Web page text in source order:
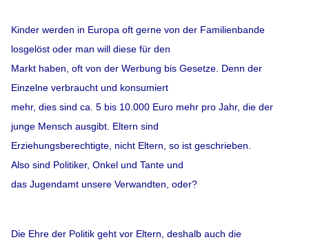
Kinder werden in Europa oft gerne von der Familienbande
losgelöst oder man will diese für den
Markt haben, oft von der Werbung bis Gesetze. Denn der
Einzelne verbraucht und konsumiert
mehr, dies sind ca. 5 bis 10.000 Euro mehr pro Jahr, die der
junge Mensch ausgibt. Eltern sind
Erziehungsberechtigte, nicht Eltern, so ist geschrieben.
Also sind Politiker, Onkel und Tante und
das Jugendamt unsere Verwandten, oder?
Die Ehre der Politik geht vor Eltern, deshalb auch die